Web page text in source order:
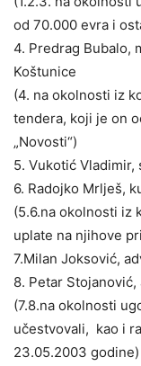
od 70.000 evra i
4. Predrag Bubalo,
Koštunice
(4. na okolnosti iz
tendera, koji je on
„Novosti“)
5. Vukotić Vladimir,
6. Radojko Mrlješ,
(5.6.na okolnosti iz
uplate na njihove
7.Milan Joksović,
8. Petar
(7.8.na okolnosti
učestvovali, kao i
23.05.2003 godine)